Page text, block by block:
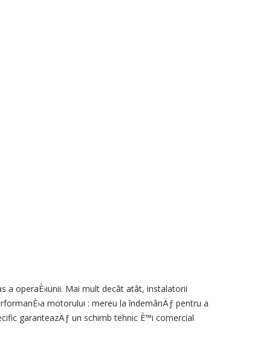
a operaÈ›iunii. Mai mult decât atât, instalatorii
motorului : mereu la îndemânÄƒ pentru a
garanteazÄƒ un schimb tehnic È™i comercial